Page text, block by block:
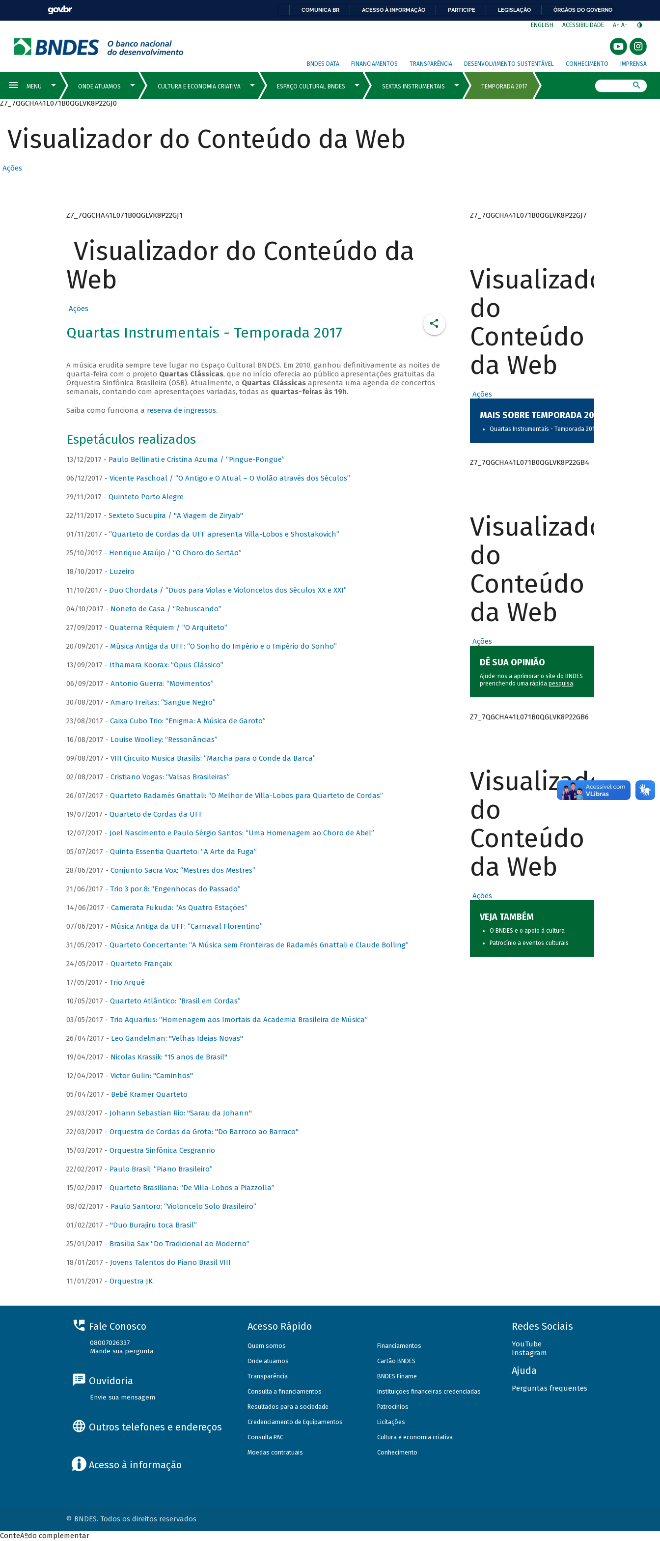
COMUNICA BR ACESSO À INFORMAÇÃO PARTICIPE LEGISLAÇÃO ÓRGÃOS DO GOVERNO
ENGLISH ACESSIBILIDADE A+ A-
BNDES DATA FINANCIAMENTOS TRANSPARÊNCIA DESENVOLVIMENTO SUSTENTÁVEL CONHECIMENTO IMPRENSA
Z7_7QGCHA41L071B0QGLVK8P22GJ0
Visualizador do Conteúdo da Web
Ações
Z7_7QGCHA41L071B0QGLVK8P22GJ1
Visualizador do Conteúdo da
Web
Ações
Quartas Instrumentais - Temporada 2017
A música erudita sempre teve lugar no Espaço Cultural BNDES. Em 2010, ganhou definitivamente as noites de
quarta-feira com o projeto Quartas Clássicas, que no início oferecia ao público apresentações gratuitas da
Orquestra Sinfônica Brasileira (OSB). Atualmente, o Quartas Clássicasapresenta uma agenda de concertos
semanais, contando com apresentações variadas, todas as quartas-feiras às 19h.
Saiba como funciona a reserva de ingressos.
Espetáculos realizados
13/12/2017 - Paulo Bellinati e Cristina Azuma / “Pingue-Pongue”
06/12/2017 - Vicente Paschoal / “O Antigo e O Atual – O Violão através dos Séculos”
29/11/2017 - Quinteto Porto Alegre
22/11/2017 - Sexteto Sucupira / "A Viagem de Ziryab"
01/11/2017 - “Quarteto de Cordas da UFF apresenta Villa-Lobos e Shostakovich”
25/10/2017 - Henrique Araújo / “O Choro do Sertão”
18/10/2017 - Luzeiro
11/10/2017 - Duo Chordata / “Duos para Violas e Violoncelos dos Séculos XX e XXI”
04/10/2017 - Noneto de Casa / “Rebuscando”
27/09/2017 - Quaterna Réquiem / “O Arquiteto”
20/09/2017 - Música Antiga da UFF: “O Sonho do Império e o Império do Sonho”
13/09/2017 - Ithamara Koorax: “Opus Clássico”
06/09/2017 - Antonio Guerra: “Movimentos”
30/08/2017 - Amaro Freitas: “Sangue Negro”
23/08/2017 - Caixa Cubo Trio: “Enigma: A Música de Garoto”
16/08/2017 - Louise Woolley: “Ressonâncias”
09/08/2017 - VIII Circuito Musica Brasilis: “Marcha para o Conde da Barca”
02/08/2017 - Cristiano Vogas: “Valsas Brasileiras”
26/07/2017 - Quarteto Radamés Gnattali: “O Melhor de Villa-Lobos para Quarteto de Cordas”
19/07/2017 - Quarteto de Cordas da UFF
12/07/2017 - Joel Nascimento e Paulo Sérgio Santos: “Uma Homenagem ao Choro de Abel”
05/07/2017 - Quinta Essentia Quarteto: “A Arte da Fuga”
28/06/2017 - Conjunto Sacra Vox: “Mestres dos Mestres”
21/06/2017 - Trio 3 por 8: “Engenhocas do Passado”
14/06/2017 - Camerata Fukuda: “As Quatro Estações”
07/06/2017 - Música Antiga da UFF: “Carnaval Florentino”
31/05/2017 - Quarteto Concertante: “A Música sem Fronteiras de Radamés Gnattali e Claude Bolling”
24/05/2017 - Quarteto Françaix
17/05/2017 - Trio Arqué
10/05/2017 - Quarteto Atlântico: “Brasil em Cordas”
03/05/2017 - Trio Aquarius: “Homenagem aos Imortais da Academia Brasileira de Música”
26/04/2017 - Leo Gandelman: "Velhas Ideias Novas"
19/04/2017 - Nicolas Krassik: "15 anos de Brasil"
12/04/2017 - Victor Gulin: "Caminhos"
05/04/2017 - Bebê Kramer Quarteto
29/03/2017 - Johann Sebastian Rio: "Sarau da Johann"
22/03/2017 - Orquestra de Cordas da Grota: "Do Barroco ao Barraco"
15/03/2017 - Orquestra Sinfônica Cesgranrio
22/02/2017 - Paulo Brasil: “Piano Brasileiro”
15/02/2017 - Quarteto Brasiliana: “De Villa-Lobos a Piazzolla”
08/02/2017 - Paulo Santoro: “Violoncelo Solo Brasileiro”
01/02/2017 - "Duo Burajiru toca Brasil”
25/01/2017 - Brasília Sax “Do Tradicional ao Moderno”
18/01/2017 - Jovens Talentos do Piano Brasil VIII
11/01/2017 - Orquestra JK
Z7_7QGCHA41L071B0QGLVK8P22GJ7
Visualizador
do
Conteúdo
da Web
Ações
MAIS SOBRE TEMPORADA 2017
Quartas Instrumentais - Temporada 2017
Z7_7QGCHA41L071B0QGLVK8P22GB4
Visualizador
do
Conteúdo
da Web
Ações
DÊ SUA OPINIÃO
Ajude-nos a aprimorar o site do BNDES
preenchendo uma rápida pesquisa.
Z7_7QGCHA41L071B0QGLVK8P22GB6
Visualizador
do
Conteúdo
da Web
Ações
VEJA TAMBÉM
O BNDES e o apoio à cultura
Patrocínio a eventos culturais
Fale Conosco
08007026337
Mande sua pergunta
Ouvidoria
Envie sua mensagem
Outros telefones e endereços
Acesso à informação
Acesso Rápido
Quem somos
Onde atuamos
Transparência
Consulta a financiamentos
Resultados para a sociedade
Credenciamento de Equipamentos
Consulta PAC
Moedas contratuais
Financiamentos
Cartão BNDES
BNDES Finame
Instituições financeiras credenciadas
Patrocínios
Licitações
Cultura e economia criativa
Conhecimento
Redes Sociais
YouTube
Instagram
Ajuda
Perguntas frequentes
© BNDES. Todos os direitos reservados
ConteÃºdo complementar